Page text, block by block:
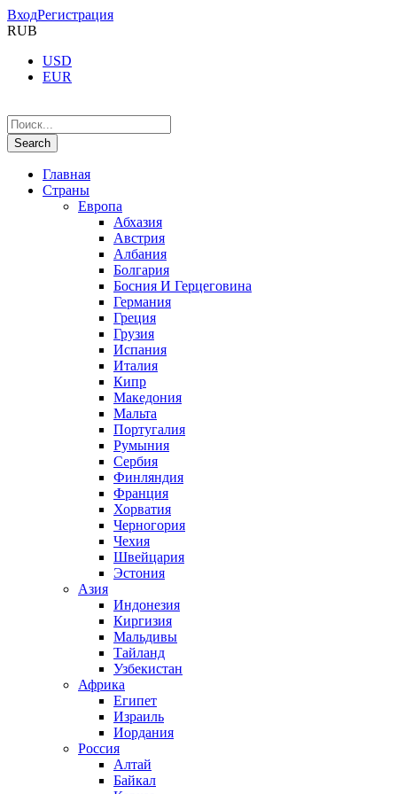
ВходРегистрация
RUB
USD
EUR
Главная
Страны
Европа
Абхазия
Австрия
Албания
Болгария
Босния И Герцеговина
Германия
Греция
Грузия
Испания
Италия
Кипр
Македония
Мальта
Португалия
Румыния
Сербия
Финляндия
Франция
Хорватия
Черногория
Чехия
Швейцария
Эстония
Азия
Индонезия
Киргизия
Мальдивы
Тайланд
Узбекистан
Африка
Египет
Израиль
Иордания
Россия
Алтай
Байкал